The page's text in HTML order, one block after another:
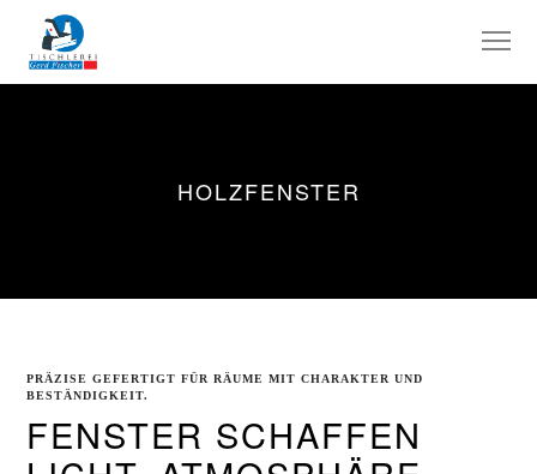
HOLZFENSTER
PRÄZISE GEFERTIGT FÜR RÄUME MIT CHARAKTER UND
BESTÄNDIGKEIT.
FENSTER SCHAFFEN